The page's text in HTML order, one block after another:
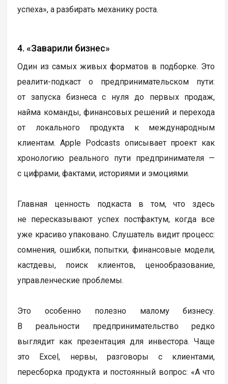
успеха», а разбирать механику роста.
4. «Заварили бизнес»
Один из самых живых форматов в подборке. Это
реалити-подкаст о предпринимательском пути:
от запуска бизнеса с нуля до первых продаж,
найма команды, финансовых решений и перехода
от локального продукта к международным
клиентам. Apple Podcasts описывает проект как
хронологию реального пути предпринимателя —
с цифрами, фактами, историями и эмоциями.
Главная ценность подкаста в том, что здесь
не пересказывают успех постфактум, когда все
уже красиво упаковано. Слушатель видит процесс:
сомнения, ошибки, попытки, финансовые модели,
кастдевы, поиск клиентов, ценообразование,
управленческие проблемы.
Это особенно полезно малому бизнесу.
В реальности предпринимательство редко
выглядит как презентация для инвестора. Чаще
это Excel, нервы, разговоры с клиентами,
пересборка продукта и постоянный вопрос: «А что